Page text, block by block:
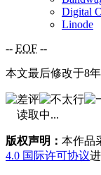
Digital
Linode
-- EOF --
本文最后修改于8
读取中...
版权声明： 本作品
4.0 国际许可协议